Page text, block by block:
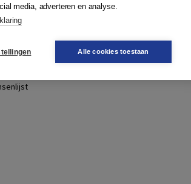
media, adverteren en analyse.
Alle cookies toestaan